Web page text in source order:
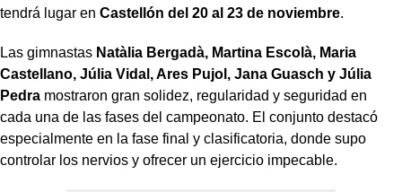
tendrá lugar en Castellón del 20 al 23 de noviembre.
Las gimnastas Natàlia Bergadà, Martina Escolà, Maria
Castellano, Júlia Vidal, Ares Pujol, Jana Guasch y Júlia
Pedra mostraron gran solidez, regularidad y seguridad en
cada una de las fases del campeonato. El conjunto destacó
especialmente en la fase final y clasificatoria, donde supo
controlar los nervios y ofrecer un ejercicio impecable.